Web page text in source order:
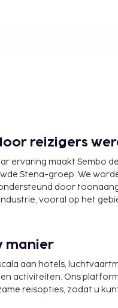
reizigers
ervaring maakt Sembo
Stena-groep. We
door
vooral op het
manier
aan hotels,
activiteiten. Ons
reisopties, zodat u